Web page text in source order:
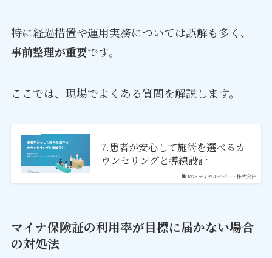
特に経過措置や運用実務については誤解も多く、
事前整理が重要です。
ここでは、現場でよくある質問を解説します。
KSメディカルサポート株式会社
7.患者が安心して施術を選べるカ
ウンセリングと導線設計
マイナ保険証の利用率が目標に届かない場合
の対処法